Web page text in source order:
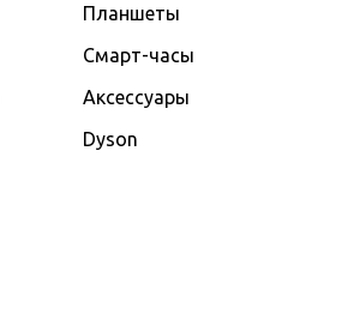
Планшеты
Смарт-часы
Аксессуары
Dyson